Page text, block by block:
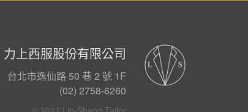
力上西服股份有限公司
台北市逸仙路 50 巷 2 號 1F
(02) 2758-6260